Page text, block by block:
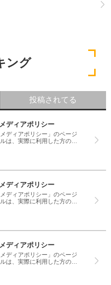
ング
投稿されてる
ディアポリシー
メディアポリシー」のページ
は、実際に利用した方の口
ミもしっかり掲載している
ディアポリシー
メディアポリシー」のページ
は、実際に利用した方の口
ミもしっかり掲載している
ディアポリシー
メディアポリシー」のページ
は、実際に利用した方の口